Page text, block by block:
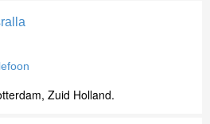
Zuid Holland.